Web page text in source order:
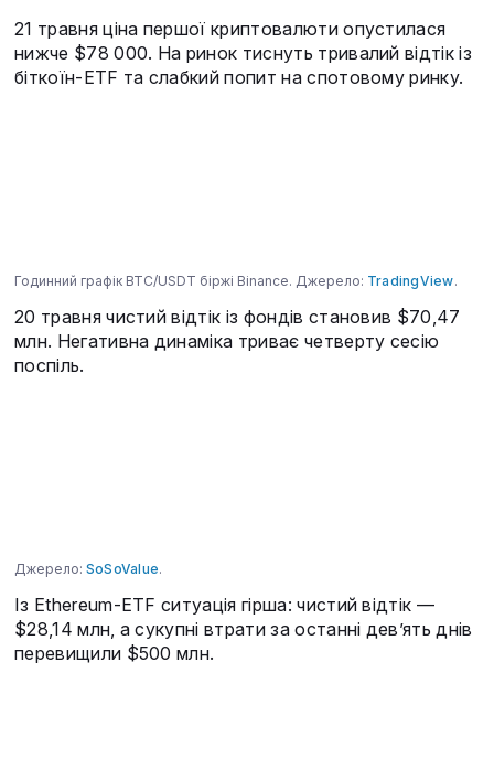
21 травня ціна першої криптовалюти опустилася
нижче $78 000. На ринок тиснуть тривалий відтік із
біткоїн-ETF та слабкий попит на спотовому ринку.
Годинний графік BTC/USDT біржі Binance. Джерело: TradingView.
20 травня чистий відтік із фондів становив $70,47
млн. Негативна динаміка триває четверту сесію
поспіль.
Джерело: SoSoValue.
Із Ethereum-ETF ситуація гірша: чистий відтік —
$28,14 млн, а сукупні втрати за останні дев’ять днів
перевищили $500 млн.